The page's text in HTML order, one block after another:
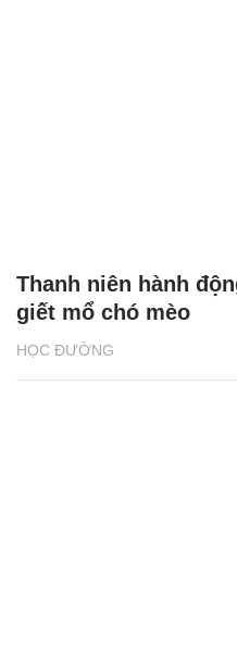
HỌC ĐƯỜNG
Thanh niên hành
giết mổ chó mèo